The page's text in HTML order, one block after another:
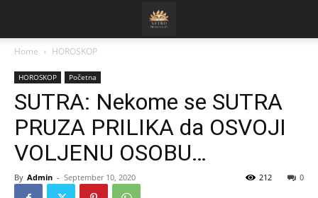
Home HOROSKOP
HOROSKOP Početna
SUTRA: Nekome se SUTRA
PRUZA PRILIKA da OSVOJI
VOLJENU OSOBU…
By Admin - September 10, 2020 0
212